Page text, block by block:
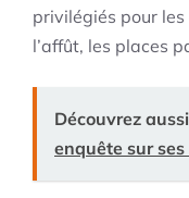
privilégiés pour
l’affût, les places
Découvrez
enquête sur